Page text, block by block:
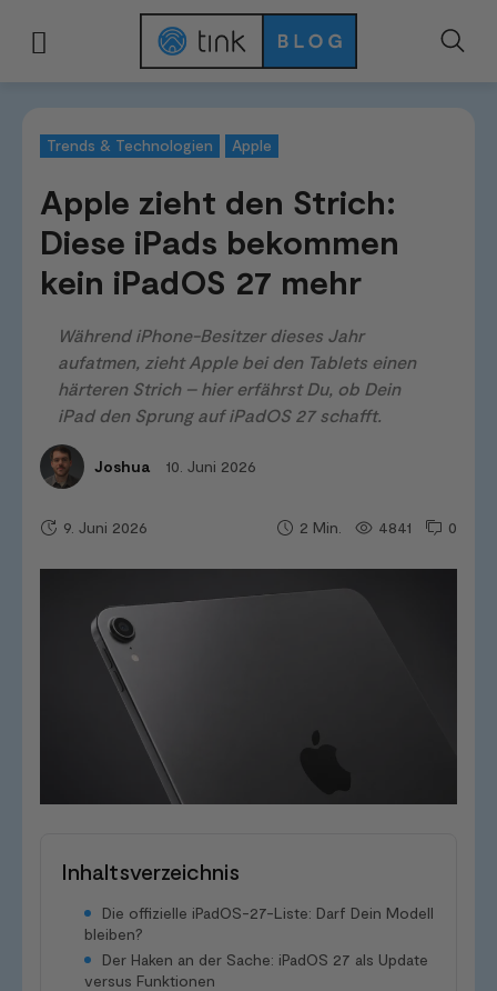
Trends & Technologien Apple
Apple zieht den Strich:
Diese iPads bekommen
kein iPadOS 27 mehr
Während iPhone-Besitzer dieses Jahr
aufatmen, zieht Apple bei den Tablets einen
härteren Strich – hier erfährst Du, ob Dein
iPad den Sprung auf iPadOS 27 schafft.
Joshua 10. Juni 2026
0
4841
2 Min.
9. Juni 2026
Inhaltsverzeichnis
Die offizielle iPadOS-27-Liste: Darf Dein Modell
bleiben?
Der Haken an der Sache: iPadOS 27 als Update
versus Funktionen